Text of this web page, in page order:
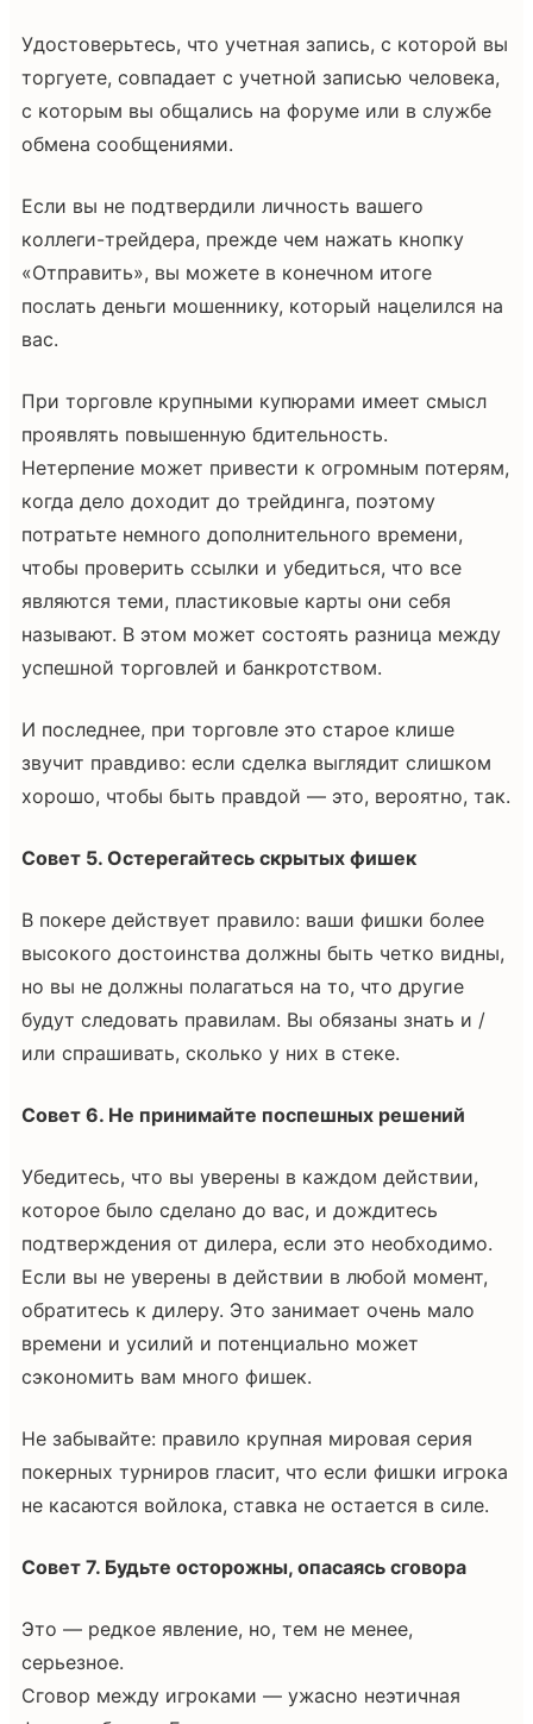
Удостоверьтесь, что учетная запись, с которой вы
торгуете, совпадает с учетной записью человека,
с которым вы общались на форуме или в службе
обмена сообщениями.
Если вы не подтвердили личность вашего
коллеги-трейдера, прежде чем нажать кнопку
«Отправить», вы можете в конечном итоге
послать деньги мошеннику, который нацелился на
вас.
При торговле крупными купюрами имеет смысл
проявлять повышенную бдительность.
Нетерпение может привести к огромным потерям,
когда дело доходит до трейдинга, поэтому
потратьте немного дополнительного времени,
чтобы проверить ссылки и убедиться, что все
являются теми, пластиковые карты они себя
называют. В этом может состоять разница между
успешной торговлей и банкротством.
И последнее, при торговле это старое клише
звучит правдиво: если сделка выглядит слишком
хорошо, чтобы быть правдой — это, вероятно, так.
Совет 5. Остерегайтесь скрытых фишек
В покере действует правило: ваши фишки более
высокого достоинства должны быть четко видны,
но вы не должны полагаться на то, что другие
будут следовать правилам. Вы обязаны знать и /
или спрашивать, сколько у них в стеке.
Совет 6. Не принимайте поспешных решений
Убедитесь, что вы уверены в каждом действии,
которое было сделано до вас, и дождитесь
подтверждения от дилера, если это необходимо.
Если вы не уверены в действии в любой момент,
обратитесь к дилеру. Это занимает очень мало
времени и усилий и потенциально может
сэкономить вам много фишек.
Не забывайте: правило крупная мировая серия
покерных турниров гласит, что если фишки игрока
не касаются войлока, ставка не остается в силе.
Совет 7. Будьте осторожны, опасаясь сговора
Это — редкое явление, но, тем не менее,
серьезное.
Сговор между игроками — ужасно неэтичная